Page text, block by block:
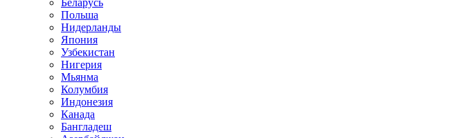
Беларусь
Польша
Нидерланды
Япония
Узбекистан
Нигерия
Мьянма
Колумбия
Индонезия
Канада
Бангладеш